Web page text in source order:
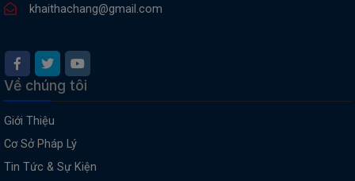
khaithachang@gmail.com
Về chúng tôi
Giới Thiệu
Cơ Sở Pháp Lý
Tin Tức & Sự Kiện